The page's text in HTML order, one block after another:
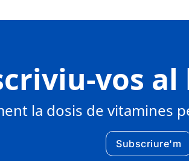
vos
la dosis de vitamines
Subscriure'm